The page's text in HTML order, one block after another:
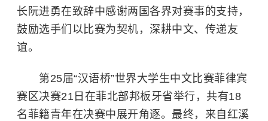
长阮进勇在致辞中感谢两国各界对赛事的支持，
鼓励选手们以比赛为契机，深耕中文、传递友
谊。
第25届“汉语桥”世界大学生中文比赛菲律宾
赛区决赛21日在菲北部邦板牙省举行，共有18
名菲籍青年在决赛中展开角逐。最终，来自红溪